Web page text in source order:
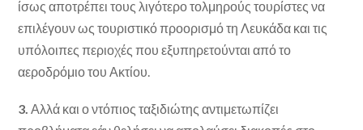
ίσως αποτρέπει τους λιγότερο τολμηρούς τουρίστες να
επιλέγουν ως τουριστικό προορισμό τη Λευκάδα και τις
υπόλοιπες περιοχές που εξυπηρετούνται από το
αεροδρόμιο του Ακτίου.
3. Αλλά και ο ντόπιος ταξιδιώτης αντιμετωπίζει